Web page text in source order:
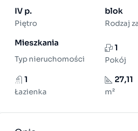
IV p.
Piętro
blok
Rodzaj
Mieszkania
Typ nieruchomości
1
Pokój
1
Łazienka
27,11
m²